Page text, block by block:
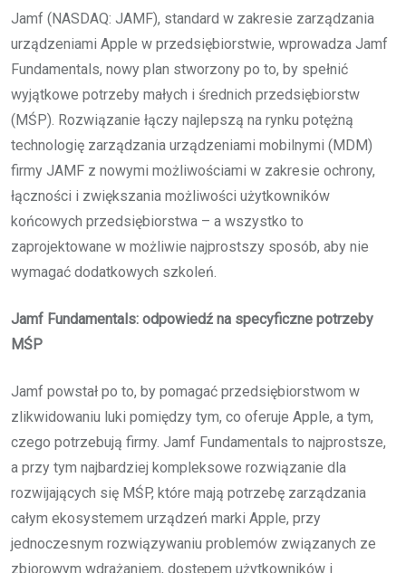
Jamf (NASDAQ: JAMF), standard w zakresie zarządzania
urządzeniami Apple w przedsiębiorstwie, wprowadza Jamf
Fundamentals, nowy plan stworzony po to, by spełnić
wyjątkowe potrzeby małych i średnich przedsiębiorstw
(MŚP). Rozwiązanie łączy najlepszą na rynku potężną
technologię zarządzania urządzeniami mobilnymi (MDM)
firmy JAMF z nowymi możliwościami w zakresie ochrony,
łączności i zwiększania możliwości użytkowników
końcowych przedsiębiorstwa – a wszystko to
zaprojektowane w możliwie najprostszy sposób, aby nie
wymagać dodatkowych szkoleń.
Jamf Fundamentals: odpowiedź na specyficzne potrzeby
MŚP
Jamf powstał po to, by pomagać przedsiębiorstwom w
zlikwidowaniu luki pomiędzy tym, co oferuje Apple, a tym,
czego potrzebują firmy. Jamf Fundamentals to najprostsze,
a przy tym najbardziej kompleksowe rozwiązanie dla
rozwijających się MŚP, które mają potrzebę zarządzania
całym ekosystemem urządzeń marki Apple, przy
jednoczesnym rozwiązywaniu problemów związanych ze
zbiorowym wdrażaniem, dostępem użytkowników i